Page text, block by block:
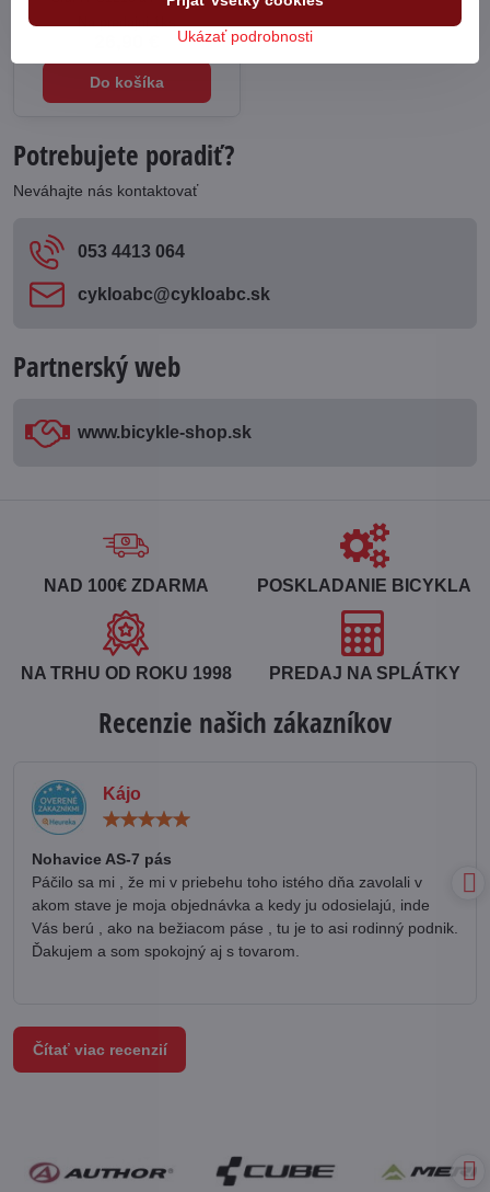
Do košíka
Potrebujete poradiť?
Neváhajte nás kontaktovať
053 4413 064
cykloabc​@cykloabc​.sk
Partnerský web
www​.bicykle-shop​.sk
NAD 100€ ZDARMA POSKLADANIE BICYKLA
NA TRHU OD ROKU 1998 PREDAJ NA SPLÁTKY
Recenzie našich zákazníkov
Kájo
Nohavice AS-7 pás
Páčilo sa mi , že mi v priebehu toho istého dňa zavolali v
akom stave je moja objednávka a kedy ju odosielajú, inde
Vás berú , ako na bežiacom páse , tu je to asi rodinný podnik.
Ďakujem a som spokojný aj s tovarom.
Čítať viac recenzií
Ukázať podrobnosti